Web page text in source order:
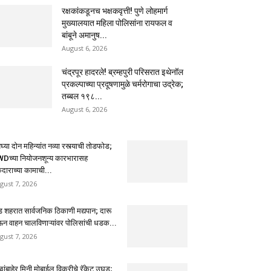
रक्षकांकडूनच भक्षकवृत्ती! पुणे लोहमार्ग
मुख्यालयात महिला पोलिसांना रायफल व
बांबूने अमानुष...
August 6, 2026
चंद्रपूर हादरले! ब्रम्हपुरी परिसरात इथेनॉल
प्रकल्पाच्या प्रदूषणामुळे चर्मरोगाचा उद्रेक;
तब्बल १९८...
August 6, 2026
दोन महिन्यांत नव्या रस्त्याची तोडफोड;
नियोजनशून्य कारभारासह
कामाची...
7, 2026
शहरात सार्वजनिक ठिकाणी मद्यपान; दारू
वाहन चालविणाऱ्यांवर पोलिसांची धडक...
7, 2026
मिनी मोबाईल विक्रीचे रॅकेट उघड;